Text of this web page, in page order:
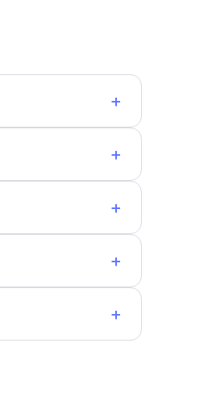
+
+
+
+
+